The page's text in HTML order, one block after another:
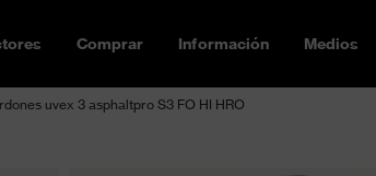
Comprar Información Medios
uvex 3 asphaltpro S3 FO HI HRO